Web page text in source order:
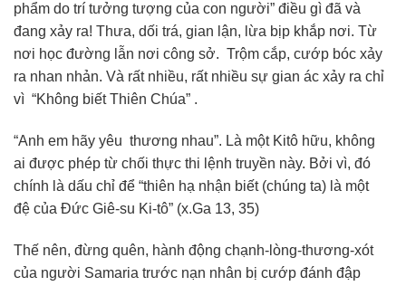
phẩm do trí tưởng tượng của con người” điều gì đã và
đang xảy ra! Thưa, dối trá, gian lận, lừa bịp khắp nơi. Từ
nơi học đường lẫn nơi công sở. Trộm cắp, cướp bóc xảy
ra nhan nhản. Và rất nhiều, rất nhiều sự gian ác xảy ra chỉ
vì “Không biết Thiên Chúa” .
“Anh em hãy yêu thương nhau”. Là một Kitô hữu, không
ai được phép từ chối thực thi lệnh truyền này. Bởi vì, đó
chính là dấu chỉ để “thiên hạ nhận biết (chúng ta) là một
đệ của Đức Giê-su Ki-tô” (x.Ga 13, 35)
Thế nên, đừng quên, hành động chạnh-lòng-thương-xót
của người Samaria trước nạn nhân bị cướp đánh đập